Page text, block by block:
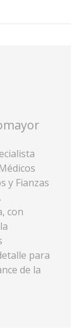
y Fianzas
con
para
de la